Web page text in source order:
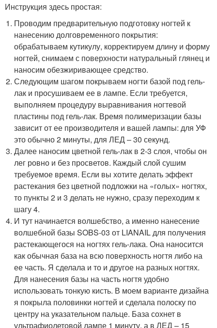
Инструкция здесь простая:
Проводим предварительную подготовку ногтей к
нанесению долговременного покрытия:
обрабатываем кутикулу, корректируем длину и форму
ногтей, снимаем с поверхности натуральный глянец и
наносим обезжиривающее средство.
Следующим шагом покрываем ногти базой под гель-
лак и просушиваем ее в лампе. Если требуется,
выполняем процедуру выравнивания ногтевой
пластины под гель-лак. Время полимеризации базы
зависит от ее производителя и вашей лампы: для УФ
это обычно 2 минуты, для ЛЕД – 30 секунд.
Далее наносим цветной гель-лак в 2-3 слоя, чтобы он
лег ровно и без просветов. Каждый слой сушим
требуемое время. Если вы хотите делать эффект
растекания без цветной подложки на «голых» ногтях,
то пункты 2 и 3 делать не нужно, сразу переходим к
шагу 4.
И тут начинается волшебство, а именно нанесение
волшебной базы SOBS-03 от LIANAIL для получения
растекающегося на ногтях гель-лака. Она наносится
как обычная база на всю поверхность ногтя либо на
ее часть. Я сделала и то и другое на разных ногтях.
Для нанесения базы на часть ногтя удобно
использовать тонкую кисть. В моем варианте дизайна
я покрыла половинки ногтей и сделала полоску по
центру на указательном пальце. База сохнет в
ультрафиолетовой лампе 1 минуту, а в ЛЕД – 15